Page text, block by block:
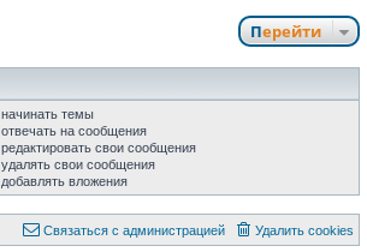
Перейти
начинать темы
отвечать на сообщения
редактировать свои сообщения
удалять свои сообщения
добавлять вложения
Удалить cookies
Связаться с администрацией